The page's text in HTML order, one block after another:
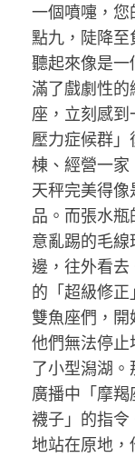
一個噴嚏，
點九，陡降
聽起來像是
滿了戲劇性
座，立刻感
壓力症候群
棟、經營一
天秤完美得
品。而張水
意亂踢的毛
邊，往外看
的「超級修
雙魚座們，開
他們無法停
了小型潟湖
廣播中「摩
襪子」的指
地站在原地